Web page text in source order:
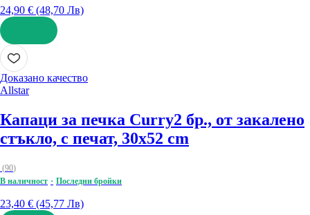
24,90 € (48,70 Лв)
ДОБАВИ
Доказано качество
Allstar
Капаци за печка Curry2 бр., от закалено
стъкло, с печат, 30x52 cm
(90)
В наличност
Последни бройки
23,40 € (45,77 Лв)